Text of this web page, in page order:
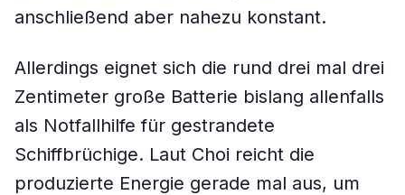
anschließend aber nahezu konstant.
Allerdings eignet sich die rund drei mal drei
Zentimeter große Batterie bislang allenfalls
als Notfallhilfe für gestrandete
Schiffbrüchige. Laut Choi reicht die
produzierte Energie gerade mal aus, um